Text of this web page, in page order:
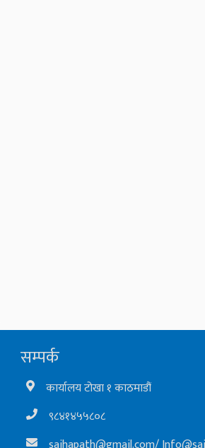
सम्पर्क
कार्यालय टोखा १ काठमाडौं
९८४१४५५८०८